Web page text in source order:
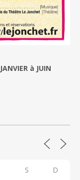
JANVIER à JUIN
S D